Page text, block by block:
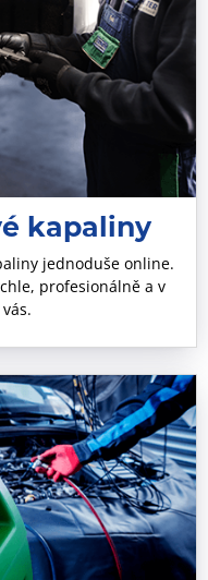
kapaliny
jednoduše online.
profesionálně a v